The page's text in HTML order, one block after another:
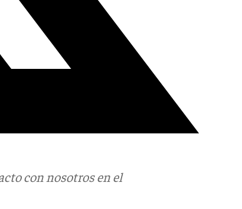
con nosotros en el